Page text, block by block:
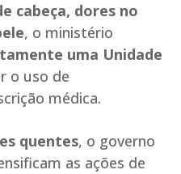
cabeça, dores no
, o ministério
uma Unidade
o uso de
médica.
quentes, o governo
as ações de